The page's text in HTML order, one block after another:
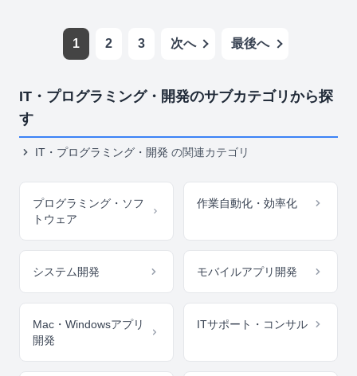
1 2 3 次へ 最後へ
IT・プログラミング・開発のサブカテゴリから探
す
IT・プログラミング・開発 の関連カテゴリ
プログラミング・ソフ
トウェア
作業自動化・効率化
システム開発 モバイルアプリ開発
Mac・Windowsアプリ
開発
ITサポート・コンサル